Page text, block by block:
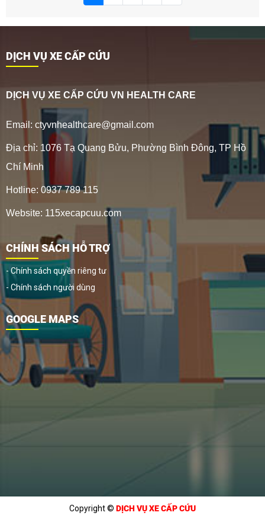
DỊCH VỤ XE CẤP CỨU
DỊCH VỤ XE CẤP CỨU VN HEALTH CARE
Email: ctyvnhealthcare@gmail.com
Địa chỉ: 1076 Tạ Quang Bửu, Phường Bình Đông, TP Hồ
Chí Minh
Hotline: 0937 789 115
Website: 115xecapcuu.com
CHÍNH SÁCH HỖ TRỢ
- Chính sách quyền riêng tư
- Chính sách người dùng
GOOGLE MAPS
Copyright © DỊCH VỤ XE CẤP CỨU